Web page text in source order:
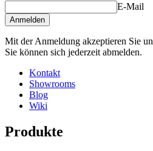
E-Mail
Anmelden
Mit der Anmeldung akzeptieren Sie
Sie können sich jederzeit abmelden.
Kontakt
Showrooms
Blog
Wiki
Produkte